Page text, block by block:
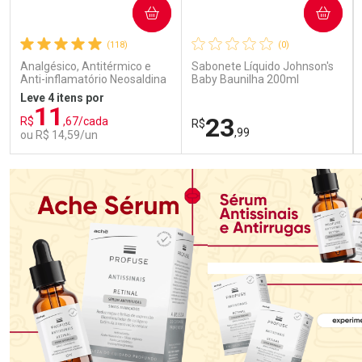
(118)
Analgésico, Antitérmico e
Anti-inflamatório Neosaldina
30mg + 300mg + 30mg 10
Drágeas
Leve 4 itens por
R$11 ,67/cada
ou R$ 14,59/un
COMPRAR
Laboratório
Ativar Desconto
Por Menos
(0)
Sabonete Líquido Johnson's
Baby Baunilha 200ml
R$23,99
COMPRAR
Laboratório
Ativar Desconto
Por Menos